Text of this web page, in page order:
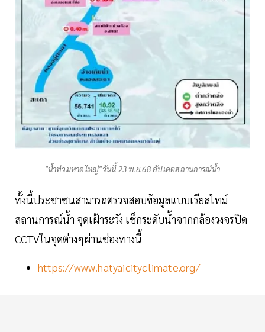
"น้ำท่วมหาดใหญ่"วันนี้ 23 พ.ย.68 อัปเดตสถานการณ์น้ำ
ทั้งนี้ประชาชนสามารถตรวจสอบข้อมูลแบบเรียลไทม์
สถานการณ์น้ำ จุดเฝ้าระวัง เช็กระดับน้ำจากกล้องวงจรปิด
CCTVในจุดต่างๆผ่านช่องทางนี้
https://www.hatyaicityclimate.org/